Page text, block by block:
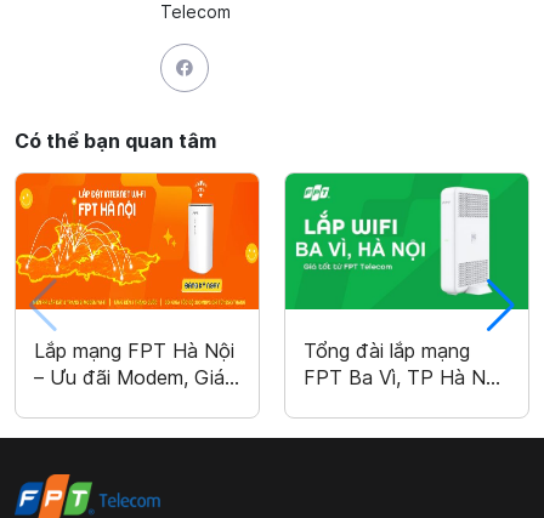
Telecom
Có thể bạn quan tâm
Lắp mạng FPT Hà Nội
– Ưu đãi Modem, Giá
Tổng đài lắp mạng
FPT Ba Vì, TP Hà Nội